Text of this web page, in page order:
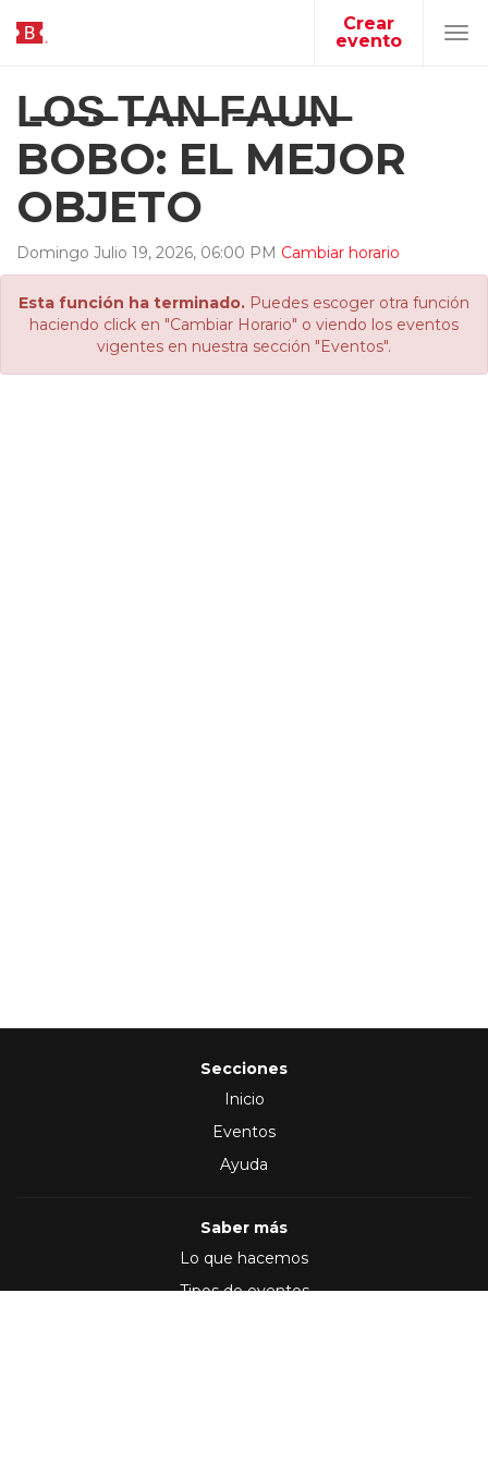
Crear
evento
L̶O̶S̶ T̶A̶N̶ F̶A̶U̶N̶
BOBO: EL MEJOR
OBJETO
Domingo Julio 19, 2026, 06:00 PM Cambiar horario
Esta función ha terminado. Puedes escoger otra función
haciendo click en "Cambiar Horario" o viendo los eventos
vigentes en nuestra sección "Eventos".
Secciones
Inicio
Eventos
Ayuda
Saber más
Lo que hacemos
Tipos de eventos